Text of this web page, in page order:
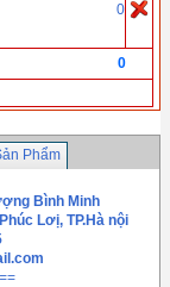
0
0
Phẩm
Bình Minh
Lơị, TP.Hà nội